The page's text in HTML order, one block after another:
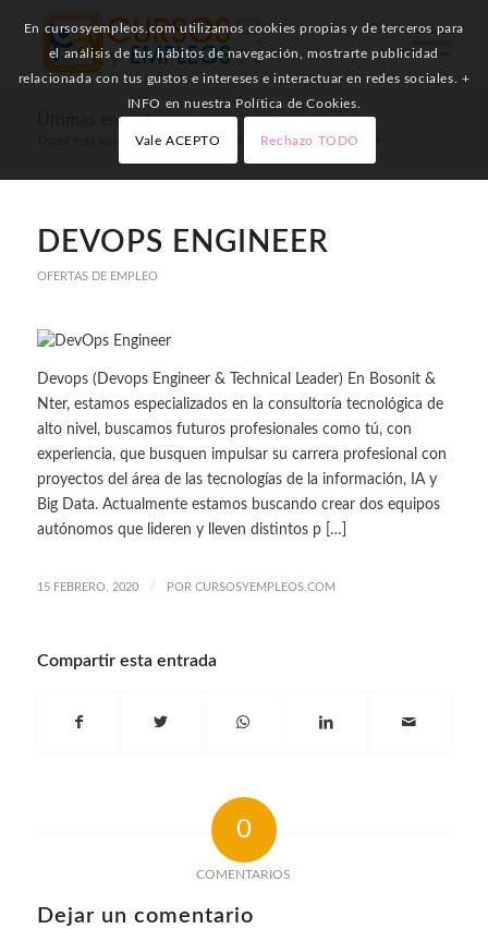
Últimas entradas
Inicio / Ofertas de Empleo / DevOps Engineer
DEVOPS ENGINEER
OFERTAS DE EMPLEO
Devops (Devops Engineer & Technical Leader) En Bosonit &
Nter, estamos especializados en la consultoría tecnológica de
alto nivel, buscamos futuros profesionales como tú, con
experiencia, que busquen impulsar su carrera profesional con
proyectos del área de las tecnologías de la información, IA y
Big Data. Actualmente estamos buscando crear dos equipos
autónomos que lideren y lleven distintos p […]
15 FEBRERO, 2020 / POR CURSOSYEMPLEOS.COM
Compartir esta entrada
0
COMENTARIOS
Dejar un comentario
En cursosyempleos.com utilizamos cookies propias y de terceros para
el análisis de tus hábitos de navegación, mostrarte publicidad
relacionada con tus gustos e intereses e interactuar en redes sociales. +
INFO en nuestra Política de Cookies.
Vale ACEPTO Rechazo TODO